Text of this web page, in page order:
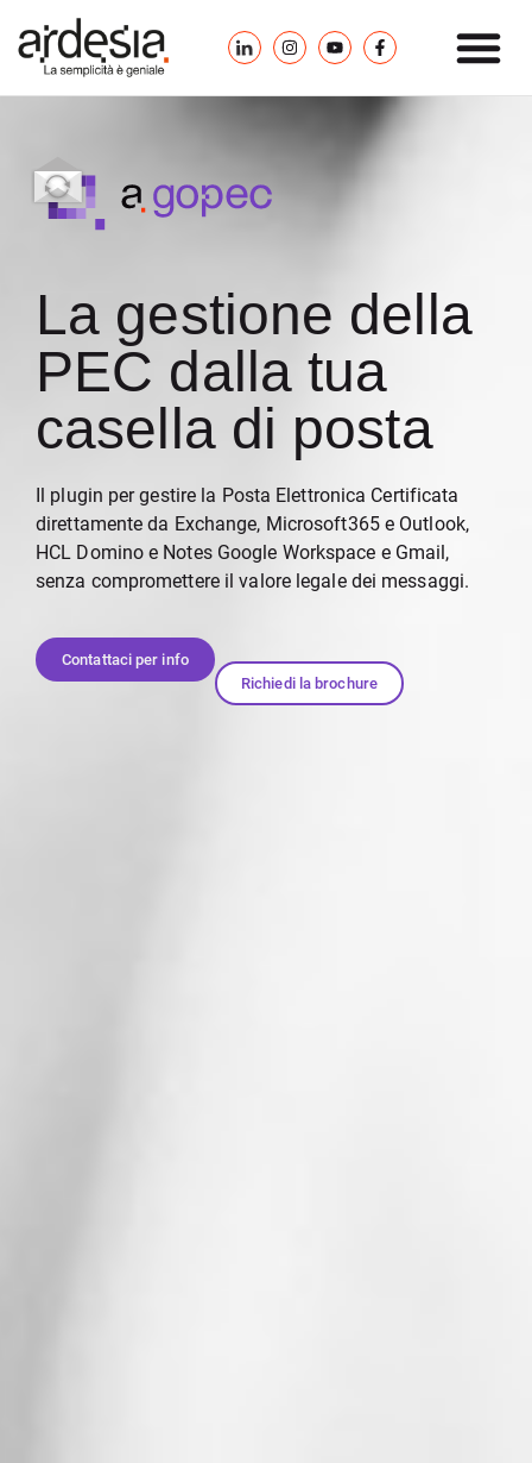
La gestione della
PEC dalla tua
casella di posta ​
Il plugin per gestire la Posta Elettronica Certificata
direttamente da Exchange, Microsoft365 e Outlook,
HCL Domino e Notes Google Workspace e Gmail,
senza compromettere il valore legale dei messaggi.
Contattaci per info
Richiedi la brochure